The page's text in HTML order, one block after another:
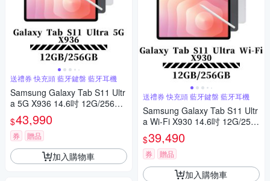
送禮券 快充頭 藍牙鍵盤 藍牙耳機
Samsung Galaxy Tab S11 Ultr
a 5G X936 14.6吋 12G/256G
平板電腦
$43,990
券 贈品
加入購物車
送禮券 快充頭 藍牙鍵盤 藍牙耳機
Samsung Galaxy Tab S11 Ultr
a Wi-Fi X930 14.6吋 12G/256
G 平板電腦
$39,490
券 贈品
加入購物車